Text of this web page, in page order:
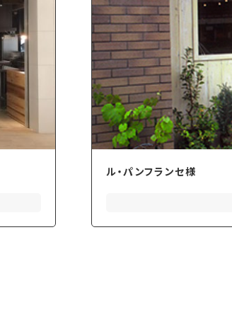
ル・パンフランセ様